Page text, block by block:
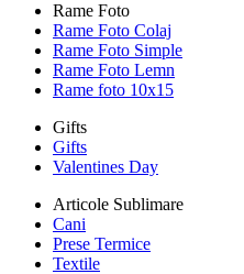
Rame Foto
Rame Foto Colaj
Rame Foto Simple
Rame Foto Lemn
Rame foto 10x15
Gifts
Gifts
Valentines Day
Articole Sublimare
Cani
Prese Termice
Textile